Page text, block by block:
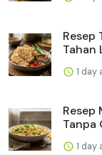
Resep
Tahan
1 day
Resep
Tanpa
1 day